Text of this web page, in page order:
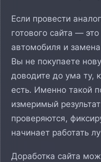
Если провести
готового сайта —
автомобиля и
Вы не покупаете
доводите до ума ту,
есть. Именно такой
измеримый
проверяются,
начинает работать
Доработка сайта